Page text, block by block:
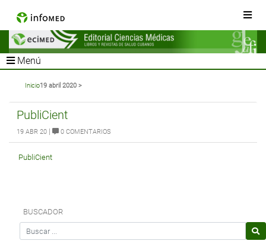
Menú
Inicio19 abril 2020 >
PubliCient
19 ABR 20 | 0 COMENTARIOS
PubliCient
BUSCADOR
Search for